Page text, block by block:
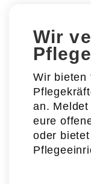
Wir
Wir bieten
an.
eure
oder